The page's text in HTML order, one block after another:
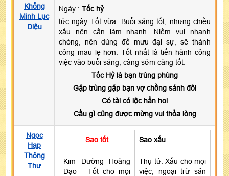
Khổng
Minh Lục
Diệu
Ngày : Tốc hỷ
tức ngày Tốt vừa. Buổi sáng tốt, nhưng chiều
xấu nên cần làm nhanh. Niềm vui nhanh
chóng, nên dùng để mưu đại sự, sẽ thành
công mau lẹ hơn. Tốt nhất là tiến hành công
việc vào buổi sáng, càng sớm càng tốt.
Tốc Hỷ là bạn trùng phùng
Gặp trùng gặp bạn vợ chồng sánh đôi
Có tài có lộc hẳn hoi
Cầu gì cũng được mừng vui thỏa lòng
Ngọc
Hạp
Thông
Thư
Sao tốt Sao xấu
Kim Đường Hoàng
Đạo - Tốt cho mọi
Thụ tử: Xấu cho mọi
việc, ngoại trừ săn